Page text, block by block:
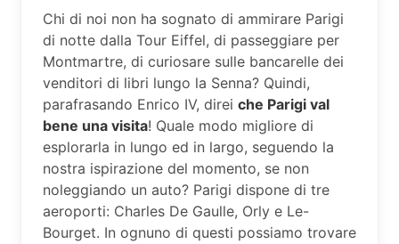
Chi di noi non ha sognato di ammirare Parigi
di notte dalla Tour Eiffel, di passeggiare per
Montmartre, di curiosare sulle bancarelle dei
venditori di libri lungo la Senna? Quindi,
parafrasando Enrico IV, direi che Parigi val
bene una visita! Quale modo migliore di
esplorarla in lungo ed in largo, seguendo la
nostra ispirazione del momento, se non
noleggiando un auto? Parigi dispone di tre
aeroporti: Charles De Gaulle, Orly e Le-
Bourget. In ognuno di questi possiamo trovare